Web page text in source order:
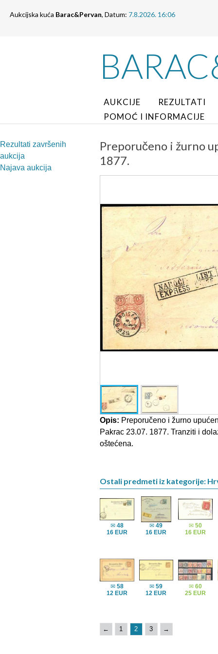
Aukcijska kuća Barac&Pervan, Datum: 7.8.2026. 16:06
AUKCIJE
REZULTATI
POMOĆ I INFORMACIJE
Rezultati završenih
aukcija
Najava aukcija
Preporučeno i žurno
1877.
Opis: Preporučeno i žurno
Pakrac 23.07. 1877. Tranziti i
oštećena.
Ostali predmeti iz kategorije:
✉ 48
16 EUR
✉49
16 EUR
✉ 50
16 EUR
✉ 58
12 EUR
✉59
12 EUR
✉ 60
25 EUR
← 1 2 3 →